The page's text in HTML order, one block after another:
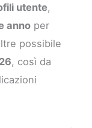
utente,
anno per
possibile
, così da